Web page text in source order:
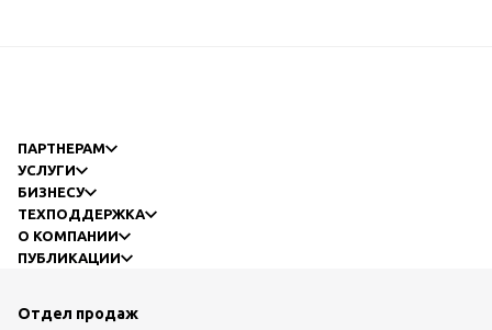
ПАРТНЕРАМ
УСЛУГИ
БИЗНЕСУ
ТЕХПОДДЕРЖКА
О КОМПАНИИ
ПУБЛИКАЦИИ
Отдел продаж